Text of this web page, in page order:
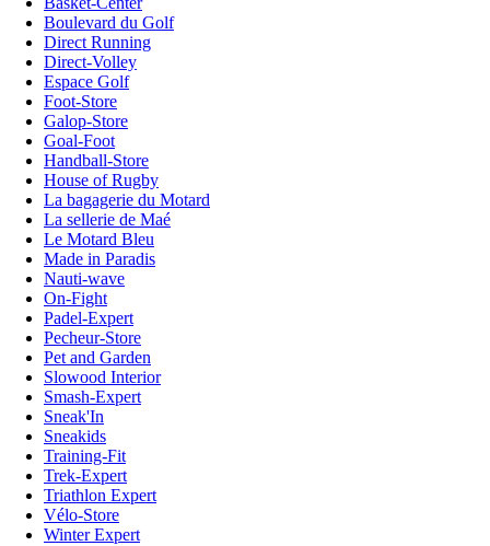
Boulevard du Golf
Direct Running
Direct-Volley
Espace Golf
Foot-Store
Galop-Store
Goal-Foot
Handball-Store
House of Rugby
La bagagerie du Motard
La sellerie de Maé
Le Motard Bleu
Made in Paradis
Nauti-wave
On-Fight
Padel-Expert
Pecheur-Store
Pet and Garden
Slowood Interior
Smash-Expert
Sneak'In
Sneakids
Training-Fit
Trek-Expert
Triathlon Expert
Vélo-Store
Winter Expert